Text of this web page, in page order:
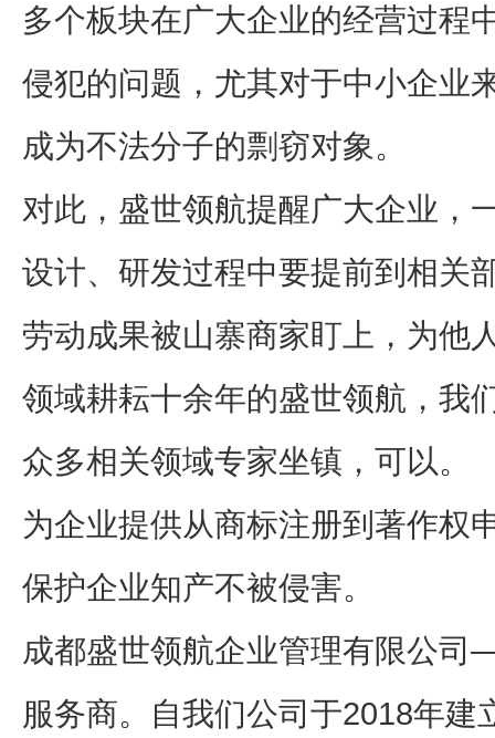
多个板块在广大企业的经营过程
侵犯的问题，尤其对于中小企业
成为不法分子的剽窃对象。
对此，盛世领航提醒广大企业，
设计、研发过程中要提前到相关
劳动成果被山寨商家盯上，为他
领域耕耘十余年的盛世领航，我
众多相关领域专家坐镇，可以。
为企业提供从商标注册到著作权
保护企业知产不被侵害。
成都盛世领航企业管理有限公
服务商。自我们公司于2018年建